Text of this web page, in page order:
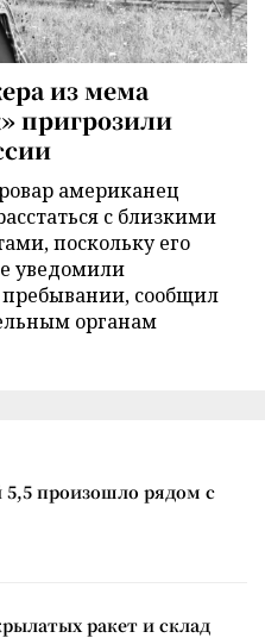
из мема
пригрозили
американец
с близкими
поскольку его
уведомили
сообщил
органам
5,5 произошло рядом с
ракет и склад